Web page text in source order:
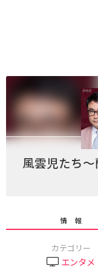
風雲児たち
情 報
カテゴリー
エンタメ